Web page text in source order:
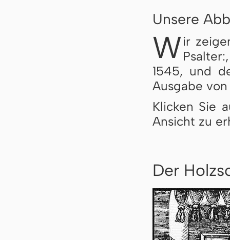
Unsere
W ir
1545, und
Ausgabe von
Klicken Sie
Ansicht zu
Der